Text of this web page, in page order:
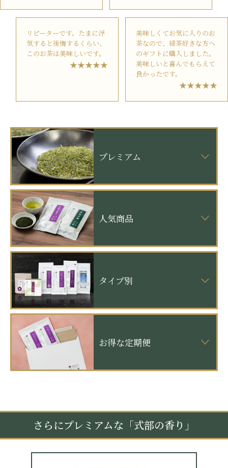
リピーターです。たまに浮
気すると後悔するくらい、
このお茶は美味しいです。
美味しくてお気に入りのお
茶なので、緑茶好きな方へ
のギフトに購入しました。
美味しいと喜んでもらえて
良かったです。
プレミアム
人気商品
タイプ別
お得な定期便
さらにプレミアムな「式部の香り」